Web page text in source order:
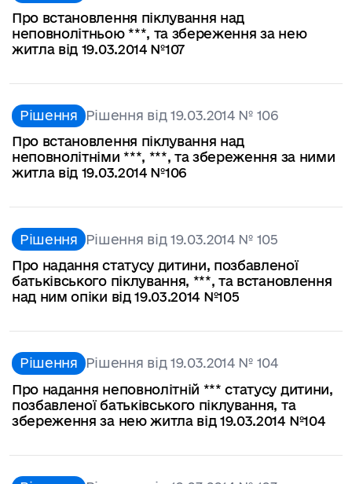
Про встановлення піклування над
неповнолітньою ***, та збереження за нею
житла від 19.03.2014 №107
Рішення Рішення від 19.03.2014 № 106
Про встановлення піклування над
неповнолітніми ***, ***, та збереження за ними
житла від 19.03.2014 №106
Рішення Рішення від 19.03.2014 № 105
Про надання статусу дитини, позбавленої
батьківського піклування, ***, та встановлення
над ним опіки від 19.03.2014 №105
Рішення Рішення від 19.03.2014 № 104
Про надання неповнолітній *** статусу дитини,
позбавленої батьківського піклування, та
збереження за нею житла від 19.03.2014 №104